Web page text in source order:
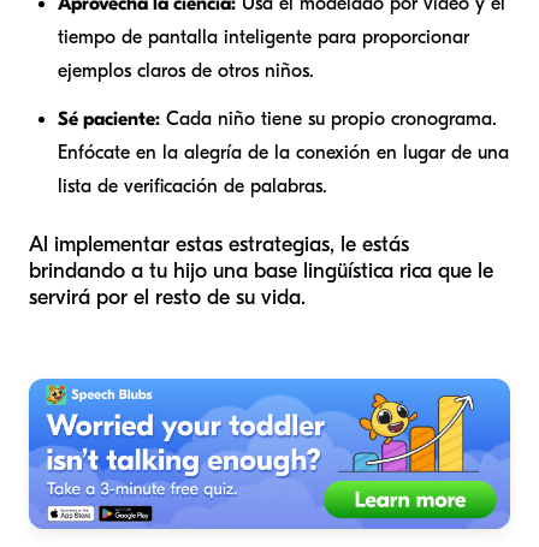
tiempo de pantalla inteligente para proporcionar
ejemplos claros de otros niños.
Sé paciente: Cada niño tiene su propio cronograma.
Enfócate en la alegría de la conexión en lugar de una
lista de verificación de palabras.
Al implementar estas estrategias, le estás
brindando a tu hijo una base lingüística rica que le
servirá por el resto de su vida.